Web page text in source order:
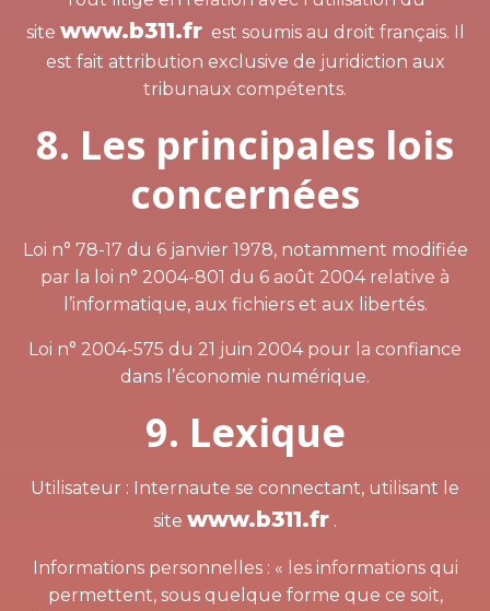
site www.b311.fr est soumis au droit français. Il
est fait attribution exclusive de juridiction aux
tribunaux compétents.
8. Les principales lois
concernées
Loi n° 78-17 du 6 janvier 1978, notamment modifiée
par la loi n° 2004-801 du 6 août 2004 relative à
l’informatique, aux fichiers et aux libertés.
Loi n° 2004-575 du 21 juin 2004 pour la confiance
dans l’économie numérique.
9. Lexique
Utilisateur : Internaute se connectant, utilisant le
site www.b311.fr .
Informations personnelles : « les informations qui
permettent, sous quelque forme que ce soit,